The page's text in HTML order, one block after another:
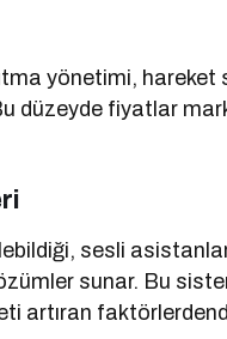
yönetimi, hareket
düzeyde fiyatlar
sesli
sunar. Bu
artıran